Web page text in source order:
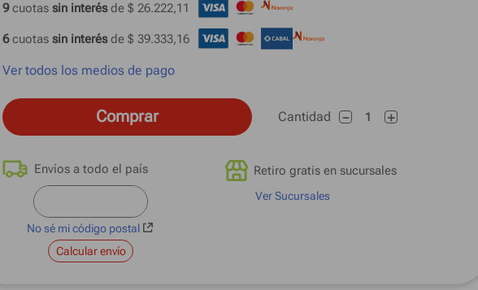
9 cuotas sin interés de $ 26.222,11
6 cuotas sin interés de $ 39.333,16
Ver todos los medios de pago
Comprar Cantidad ＋
－
No sé mi código postal
Calcular envío
Retiro gratis en sucursales
Ver Sucursales